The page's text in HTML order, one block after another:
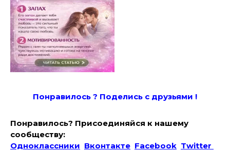
Понравилось ? Поделись с друзьями !
Понравилось? Присоединяйся к нашему
сообществу:
Одноклассники Вконтакте Facebook Twitter